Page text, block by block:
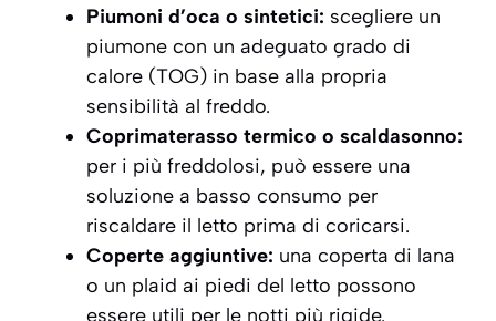
Piumoni d’oca o sintetici: scegliere un
piumone con un adeguato grado di
calore (TOG) in base alla propria
sensibilità al freddo.
Coprimaterasso termico o scaldasonno:
per i più freddolosi, può essere una
soluzione a basso consumo per
riscaldare il letto prima di coricarsi.
Coperte aggiuntive: una coperta di lana
o un plaid ai piedi del letto possono
essere utili per le notti più rigide.